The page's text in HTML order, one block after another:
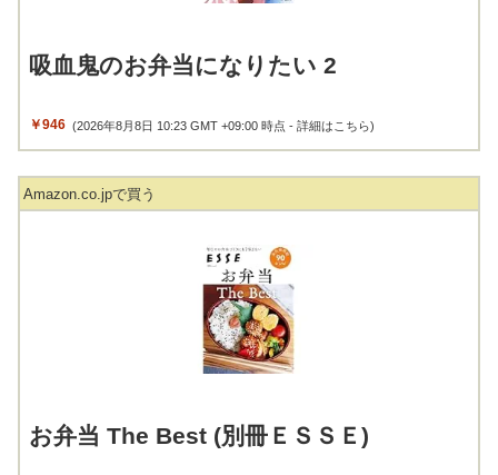
吸血鬼のお弁当になりたい 2
￥946 (2026年8月8日 10:23 GMT +09:00 時点 -詳細はこちら)
Amazon.co.jpで買う
お弁当 The Best (別冊ＥＳＳＥ)